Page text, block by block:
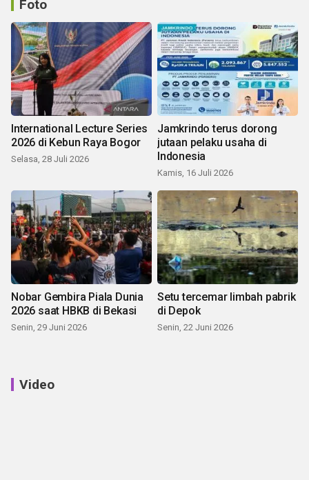
Foto
International Lecture Series
2026 di Kebun Raya Bogor
Selasa, 28 Juli 2026
Jamkrindo terus dorong
jutaan pelaku usaha di
Indonesia
Kamis, 16 Juli 2026
Nobar Gembira Piala Dunia
2026 saat HBKB di Bekasi
Senin, 29 Juni 2026
Setu tercemar limbah pabrik
di Depok
Senin, 22 Juni 2026
Video